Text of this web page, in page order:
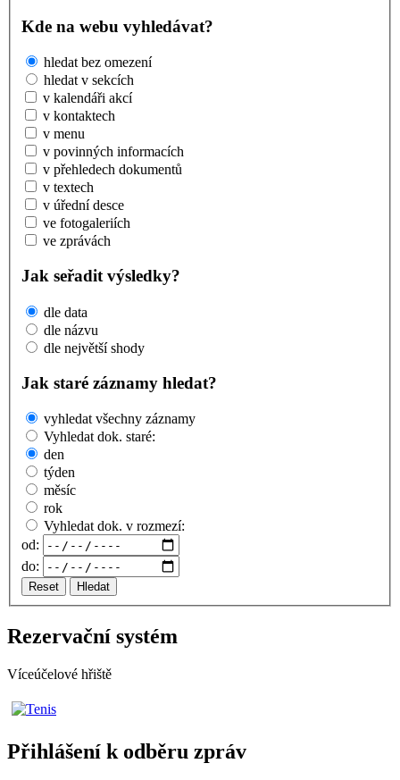
Kde na webu vyhledávat?
hledat bez omezení
hledat v sekcích
v kalendáři akcí
v kontaktech
v menu
v povinných informacích
v přehledech dokumentů
v textech
v úřední desce
ve fotogaleriích
ve zprávách
Jak seřadit výsledky?
dle data
dle názvu
dle největší shody
Jak staré záznamy hledat?
vyhledat všechny záznamy
Vyhledat dok. staré:
den
týden
měsíc
rok
Vyhledat dok. v rozmezí:
od:
do:
Reset Hledat
Rezervační systém
Víceúčelové hřiště
Přihlášení k odběru zpráv